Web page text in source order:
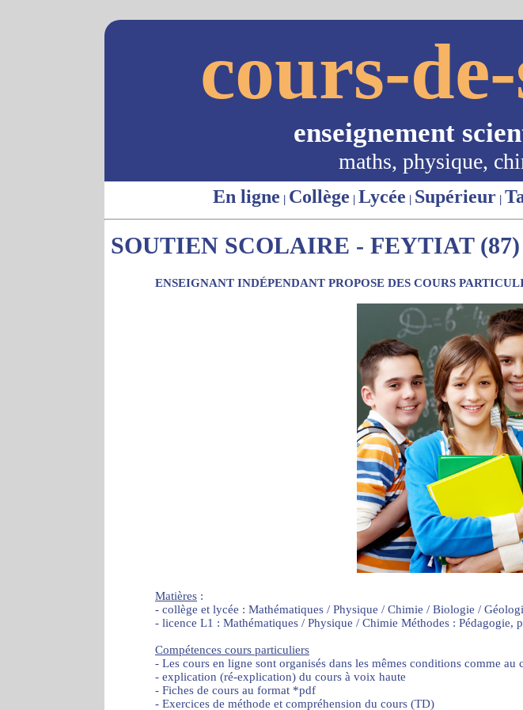
cours-
enseignement
maths, physique,
En ligne | Collège | Lycée | Supérieur |
SOUTIEN SCOLAIRE - FEYTIAT (87)
ENSEIGNANT INDÉPENDANT PROPOSE DES COURS
Matières :
- collège et lycée : Mathématiques / Physique / Chimie / Biologie /
- licence L1 : Mathématiques / Physique / Chimie Méthodes : Pédagogie,
Compétences cours particuliers
- Les cours en ligne sont organisés dans les mêmes conditions comme au
- explication (ré-explication) du cours à voix haute
- Fiches de cours au format *pdf
- Exercices de méthode et compréhension du cours (TD)